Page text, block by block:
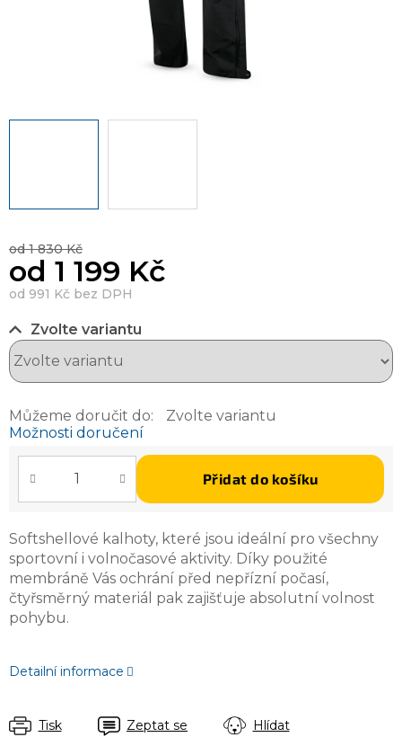
od 1 830 Kč
od 1 199 Kč
od 991 Kč bez DPH
Zvolte variantu
Můžeme doručit do:
Zvolte variantu
Možnosti doručení
Přidat do košíku
Softshellové kalhoty, které jsou ideální pro všechny
sportovní i volnočasové aktivity. Díky použité
membráně Vás ochrání před nepřízní počasí,
čtyřsměrný materiál pak zajišťuje absolutní volnost
pohybu.
Detailní informace
Tisk Zeptat se Hlídat